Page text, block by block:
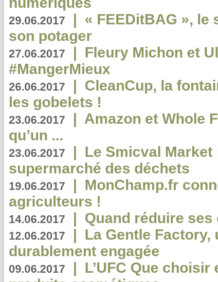
29.06.2017 | « FEEDitBAG », le
son potager
27.06.2017 | Fleury Michon et
#MangerMieux
26.06.2017 | CleanCup, la
les gobelets !
23.06.2017 | Amazon et Whole
qu’un ...
23.06.2017 | Le Smicval
supermarché des déchets
19.06.2017 | MonChamp.fr
agriculteurs !
14.06.2017 | Quand réduire
12.06.2017 | La Gentle
durablement engagée
09.06.2017 | L’UFC Que